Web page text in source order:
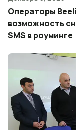
Операторы
возможность
SMS в роуминге